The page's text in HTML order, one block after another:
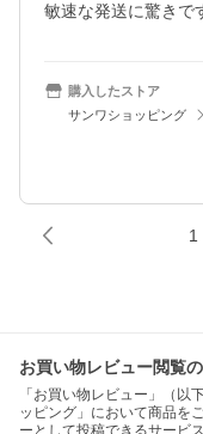
敏速な発送に驚きで
購入したストア
サンワショッピング
1
お買い物レビュー閲覧
「お買い物レビュー」（以
ッピング」において商品を
ーとして投稿できるサービ